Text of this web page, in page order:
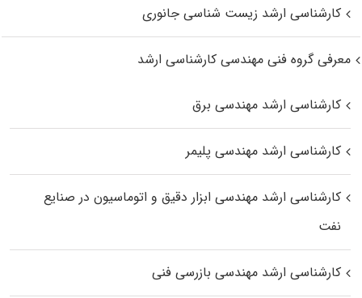
کارشناسی ارشد زیست‌ شناسی جانوری
معرفی گروه فنی مهندسی کارشناسی ارشد
کارشناسی ارشد مهندسی برق
کارشناسی ارشد مهندسی پلیمر
کارشناسی ارشد مهندسی ابزار دقیق و اتوماسیون در صنایع
نفت
کارشناسی ارشد مهندسی بازرسی فنی